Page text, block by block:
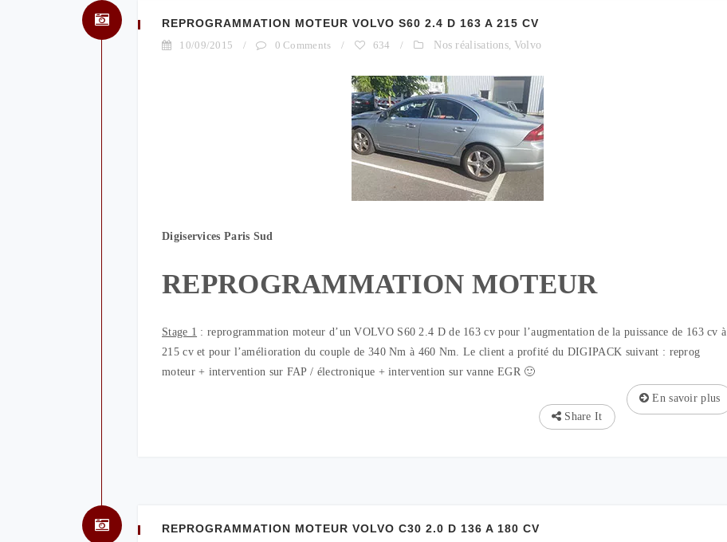
REPROGRAMMATION MOTEUR VOLVO S60 2.4 D 163 A 215 CV
10/09/2015 / 0 Comments / 634 / Nos réalisations, Volvo
Digiservices Paris Sud
REPROGRAMMATION MOTEUR
Stage 1 : reprogrammation moteur d’un VOLVO S60 2.4 D de 163 cv pour l’augmentation de la puissance de 163 cv à
215 cv et pour l’amélioration du couple de 340 Nm à 460 Nm. Le client a profité du DIGIPACK suivant : reprog
moteur + intervention sur FAP / électronique + intervention sur vanne EGR 🙂
En savoir plus
Share It
REPROGRAMMATION MOTEUR VOLVO C30 2.0 D 136 A 180 CV